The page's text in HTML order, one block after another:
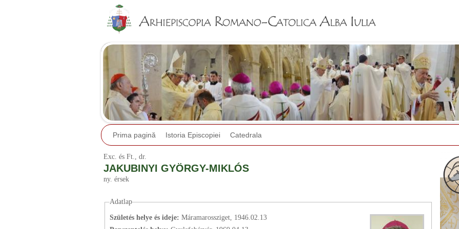
Prima pagină Istoria Episcopiei Catedrala
Exc. és Ft., dr.
JAKUBINYI GYÖRGY-MIKLÓS
ny. érsek
Adatlap
Születés helye és ideje: Máramarossziget, 1946.02.13